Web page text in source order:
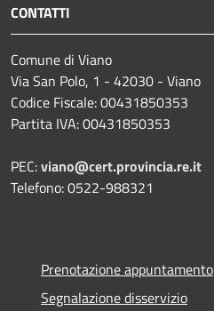
CONTATTI
Comune di Viano
Via San Polo, 1 - 42030 - Viano
Codice Fiscale: 00431850353
Partita IVA: 00431850353
PEC:viano@cert.provincia.re.it
Telefono: 0522-988321
Prenotazione appuntamento
Segnalazione disservizio